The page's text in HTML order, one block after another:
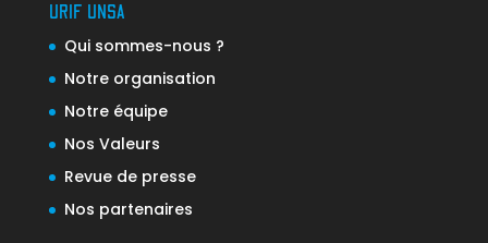
URIF UNSA
Qui sommes-nous ?
Notre organisation
Notre équipe
Nos Valeurs
Revue de presse
Nos partenaires